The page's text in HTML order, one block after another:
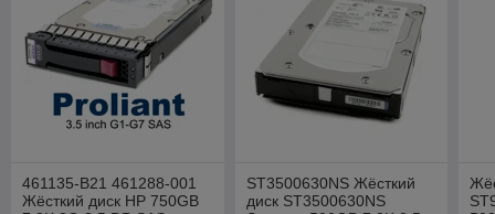
461135-B21 461288-001
Жёсткий диск HP 750GB
ST3500630NS Жёсткий
диск ST3500630NS